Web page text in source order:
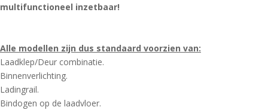
multifunctioneel inzetbaar!
Alle modellen zijn dus standaard voorzien van:
Laadklep/Deur combinatie.
Binnenverlichting.
Ladingrail.
Bindogen op de laadvloer.